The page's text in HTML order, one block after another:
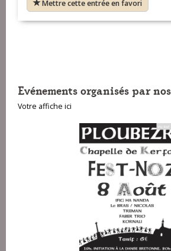
Mettre cette entrée en favori
Evénements organisés par
Votre affiche ici